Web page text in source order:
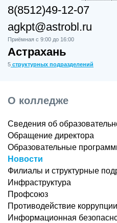
8(8512)49-12-07
agkpt@astrobl.ru
Приёмная с 9:00 до 16:00
Астрахань
5 структурных подразделений
О колледже
Сведения об
Обращение директора
Образовательные
Новости
Филиалы и структурные
Инфраструктура
Профсоюз
Противодействие коррупции
Информационная